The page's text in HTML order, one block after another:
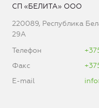
СП «БЕЛИТА» ООО
220089, Республика
29А
Телефон
Факс
E-mail